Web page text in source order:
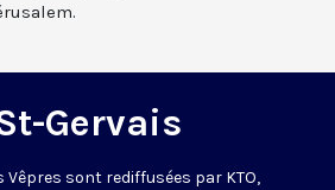
Gervais
Vêpres sont rediffusées par KTO,